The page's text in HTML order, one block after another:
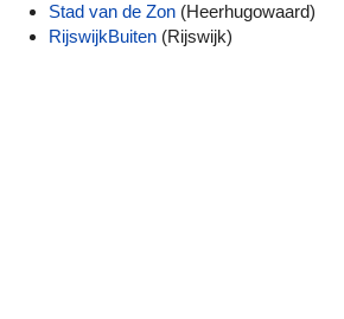
Stad van de Zon (Heerhugowaard)
RijswijkBuiten (Rijswijk)